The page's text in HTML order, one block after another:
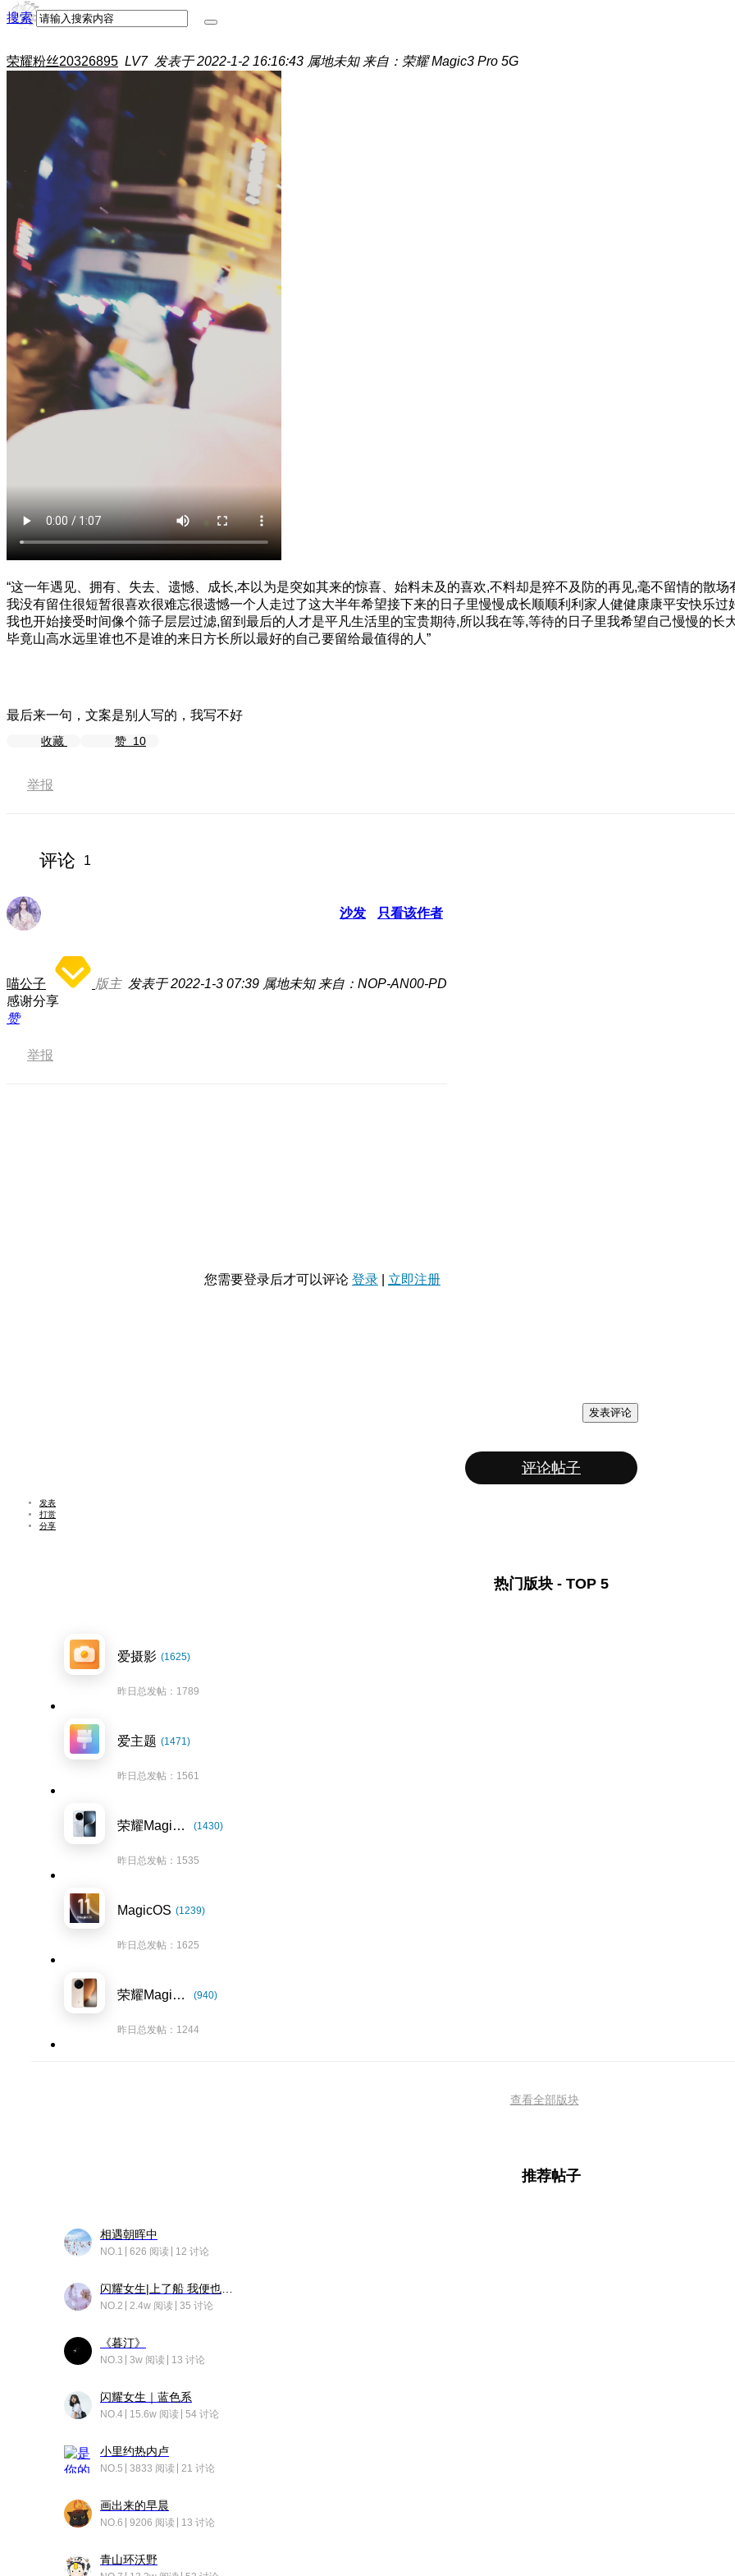
搜索
荣耀粉丝20326895 LV7 发表于 2022-1-2 16:16:43 属地未知 来自：荣耀 Magic3 Pro 5G
“这一年遇见、拥有、失去、遗憾、成长,本以为是突如其来的惊喜、始料未及的喜欢,不料却是猝不及防的再见,毫不留情的散
我没有留住很短暂很喜欢很难忘很遗憾一个人走过了这大半年希望接下来的日子里慢慢成长顺顺利利家人健健康康平安快乐
我也开始接受时间像个筛子层层过滤,留到最后的人才是平凡生活里的宝贵期待,所以我在等,等待的日子里我希望自己慢慢的
毕竟山高水远里谁也不是谁的来日方长所以最好的自己要留给最值得的人”
最后来一句，文案是别人写的，我写不好
收藏 赞 10
举报
评论 1
沙发 只看该作者
喵公子 版主 发表于 2022-1-3 07:39 属地未知 来自：NOP-AN00-PD
感谢分享
赞
举报
您需要登录后才可以评论 登录 立即注册
发表评论
评论帖子
发表
打赏
分享
热门版块 - TOP 5
爱摄影 (1625)
昨日总发帖：1789
爱主题 (1471)
昨日总发帖：1561
荣耀Magic7系列 (1430)
昨日总发帖：1535
MagicOS (1239)
昨日总发帖：1625
荣耀Magic8系列 (940)
昨日总发帖：1244
查看全部版块
推荐帖子
相遇朝晖中
NO.1 626 阅读 12 讨论
NO.2 2.4w 阅读 35 讨论
《暮汀》
NO.3 3w 阅读 13 讨论
闪耀女生｜蓝色系
NO.4 15.6w 阅读 54 讨论
小里约热内卢
NO.5 3833 阅读 21 讨论
画出来的早晨
NO.6 9206 阅读 13 讨论
青山环沃野